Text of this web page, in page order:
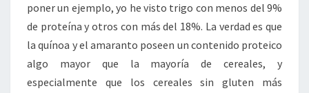
poner un ejemplo, yo he visto trigo con menos del 9%
de proteína y otros con más del 18%. La verdad es que
la quínoa y el amaranto poseen un contenido proteico
algo mayor que la mayoría de cereales, y
especialmente que los cereales sin gluten más